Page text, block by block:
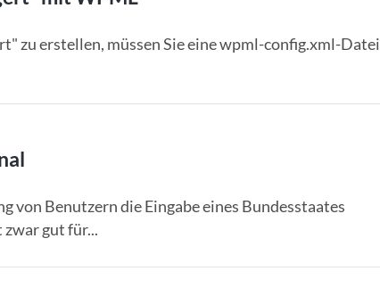
zu erstellen, müssen Sie eine wpml-config.xml-Datei
von Benutzern die Eingabe eines Bundesstaates
gut für...